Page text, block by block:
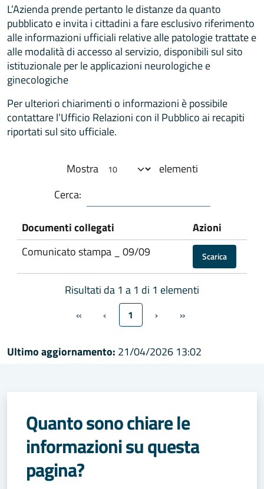
L’Azienda prende pertanto le distanze da quanto
pubblicato e invita i cittadini a fare esclusivo riferimento
alle informazioni ufficiali relative alle patologie trattate e
alle modalità di accesso al servizio, disponibili sul sito
istituzionale per le applicazioni neurologiche e
ginecologiche
Per ulteriori chiarimenti o informazioni è possibile
contattare l’Ufficio Relazioni con il Pubblico ai recapiti
riportati sul sito ufficiale.
Mostra
elementi
Cerca:
Documenti collegati
Azioni
Comunicato stampa _ 09/09
Scarica
Risultati da 1 a 1 di 1 elementi
« ‹ 1 › »
Ultimo aggiornamento: 21/04/2026 13:02
Quanto sono chiare le
informazioni su questa
pagina?